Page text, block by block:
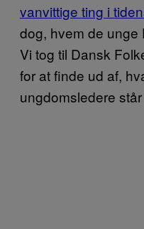
vanvittige ting i
dog, hvem de unge
Vi tog til Dansk
for at finde ud af,
ungdomsledere står